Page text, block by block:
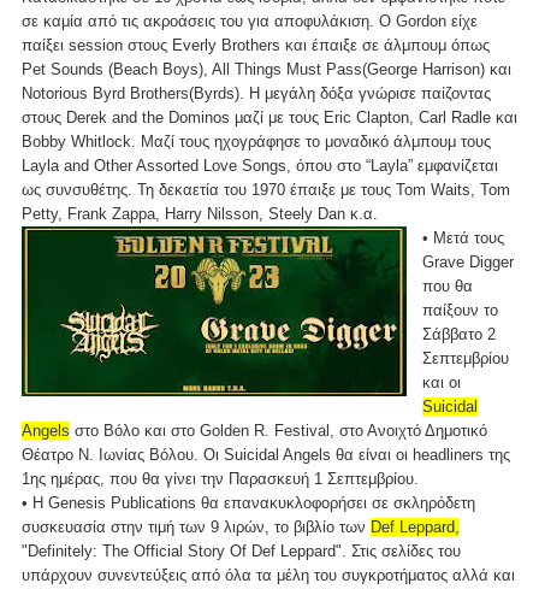
σε καμία από τις ακροάσεις του για αποφυλάκιση. Ο Gordon είχε
παίξει session στους Everly Brothers και έπαιξε σε άλμπουμ όπως
Pet Sounds (Beach Boys), All Things Must Pass(George Harrison) και
Notorious Byrd Brothers(Byrds). Η μεγάλη δόξα γνώρισε παίζοντας
στους Derek and the Dominos μαζί με τους Eric Clapton, Carl Radle και
Bobby Whitlock. Μαζί τους ηχογράφησε το μοναδικό άλμπουμ τους
Layla and Other Assorted Love Songs, όπου στο “Layla” εμφανίζεται
ως συνσυθέτης. Τη δεκαετία του 1970 έπαιξε με τους Tom Waits, Tom
Petty, Frank Zappa, Harry Nilsson, Steely Dan κ.α.
• Μετά τους
Grave Digger
που θα
παίξουν το
Σάββατο 2
Σεπτεμβρίου
και οι
Suicidal
Angels στο Βόλο και στο Golden R. Festival, στο Ανοιχτό Δημοτικό
Θέατρο Ν. Ιωνίας Βόλου. Οι Suicidal Angels θα είναι οι headliners της
1ης ημέρας, που θα γίνει την Παρασκευή 1 Σεπτεμβρίου.
• H Genesis Publications θα επανακυκλοφορήσει σε σκληρόδετη
συσκευασία στην τιμή των 9 λιρών, το βιβλίο των Def Leppard,
"Definitely: The Official Story Of Def Leppard". Στις σελίδες του
υπάρχουν συνεντεύξεις από όλα τα μέλη του συγκροτήματος αλλά και